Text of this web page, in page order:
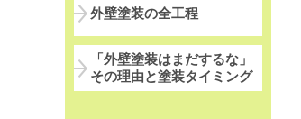
外壁塗装の全工程
「外壁塗装はまだするな」
その理由と塗装タイミング